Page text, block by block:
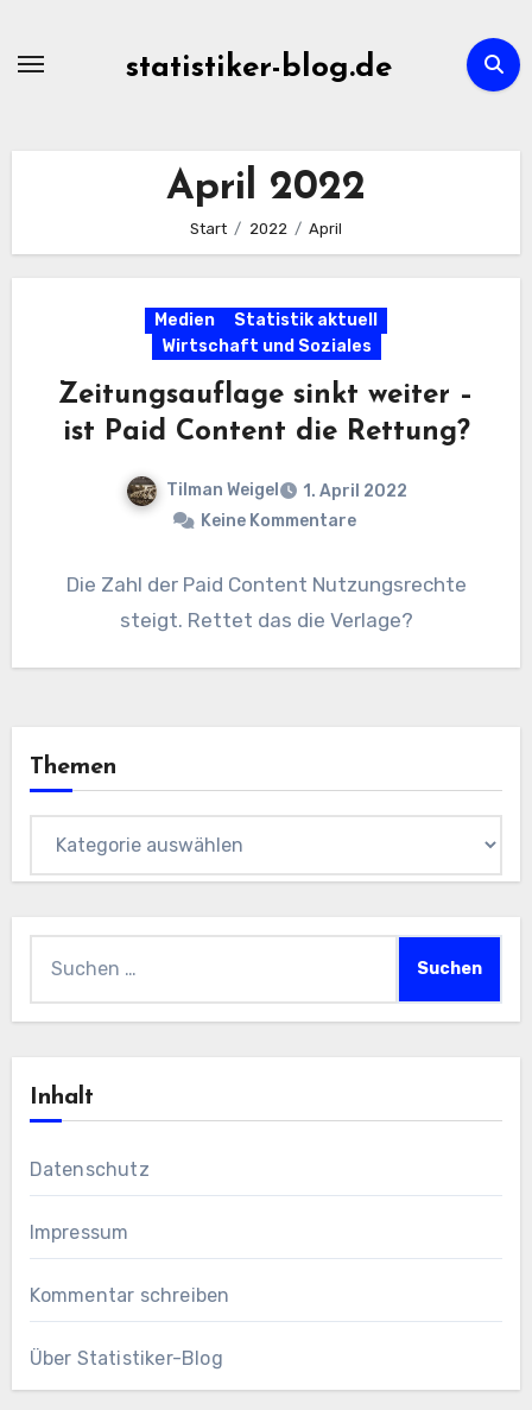
statistiker-blog.de
April 2022
Start 2022 April
Medien
Statistik aktuell
Wirtschaft und Soziales
Zeitungsauflage sinkt weiter –
ist Paid Content die Rettung?
Tilman Weigel
1. April 2022
Keine Kommentare
Die Zahl der Paid Content Nutzungsrechte
steigt. Rettet das die Verlage?
Themen
nach:
Inhalt
Datenschutz
Impressum
Kommentar schreiben
Über Statistiker-Blog